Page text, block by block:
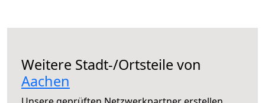
Weitere Stadt-/Ortsteile von
Aachen